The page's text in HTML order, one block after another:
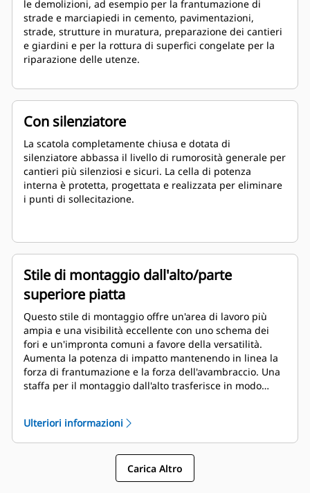
le demolizioni, ad esempio per la frantumazione di
strade e marciapiedi in cemento, pavimentazioni,
strade, strutture in muratura, preparazione dei cantieri
e giardini e per la rottura di superfici congelate per la
riparazione delle utenze.
Con silenziatore
La scatola completamente chiusa e dotata di
silenziatore abbassa il livello di rumorosità generale per
cantieri più silenziosi e sicuri. La cella di potenza
interna è protetta, progettata e realizzata per eliminare
i punti di sollecitazione.
Stile di montaggio dall'alto/parte
superiore piatta
Questo stile di montaggio offre un'area di lavoro più
ampia e una visibilità eccellente con uno schema dei
fori e un'impronta comuni a favore della versatilità.
Aumenta la potenza di impatto mantenendo in linea la
forza di frantumazione e la forza dell'avambraccio. Una
staffa per il montaggio dall'alto trasferisce in modo
strutture della macchina. Una gamma completa di
staffe di montaggio è disponibile in base all'attacco
Ulteriori informazioni
Carica Altro